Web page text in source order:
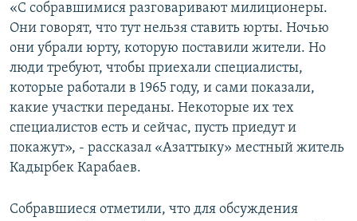
«С собравшимися разговаривают милиционеры.
Они говорят, что тут нельзя ставить юрты. Ночью
они убрали юрту, которую поставили жители. Но
люди требуют, чтобы приехали специалисты,
которые работали в 1965 году, и сами показали,
какие участки переданы. Некоторые их тех
специалистов есть и сейчас, пусть приедут и
покажут», - рассказал «Азаттыку» местный житель
Кадырбек Карабаев.
Собравшиеся отметили, что для обсуждения